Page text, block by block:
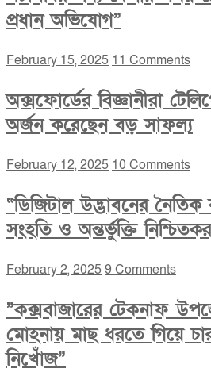
প্রধান অভিযোগ”
February 15, 2025 11 Comments
অক্সফোর্ডের বিজ্ঞানীরা
অর্জন করেছেন বড় সাফল্য
February 12, 2025 10 Comments
“ডিজিটাল উদ্ভাবনের
সংহতি ও অন্তর্ভুক্তি
February 2, 20259 Comments
”কক্সবাজারের টেকনাফ
মোহনায় মাছ ধরতে গিয়ে
নিখোঁজ”